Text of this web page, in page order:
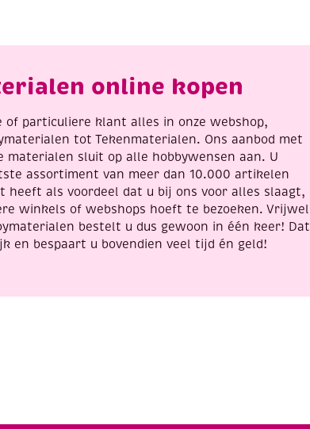
aantal
dik
online kopen
of particuliere klant alles in onze webshop,
tot Tekenmaterialen. Ons aanbod met
materialen sluit op alle hobbywensen aan. U
assortiment van meer dan 10.000 artikelen
heeft als voordeel dat u bij ons voor alles slaagt,
winkels of webshops hoeft te bezoeken. Vrijwel
bestelt u dus gewoon in één keer! Dat
en bespaart u bovendien veel tijd én geld!